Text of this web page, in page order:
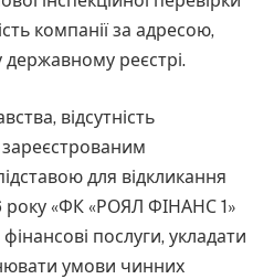
компанії за адресою,
реєстрі.
відсутність
зареєстрованим
для відкликання
року «ФК «РОЯЛ ФІНАНС 1»
послуги, укладати
умови чинних